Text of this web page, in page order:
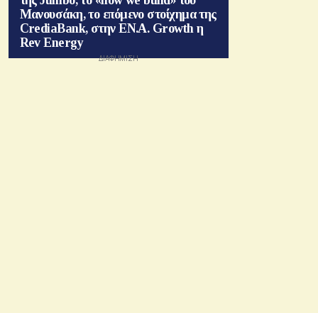
Μανουσάκη, το επόμενο στοίχημα της
CrediaBank, στην ΕΝ.Α. Growth η
Rev Energy